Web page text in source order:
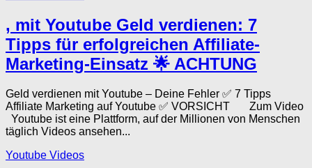
, mit Youtube Geld verdienen: 7
Tipps für erfolgreichen Affiliate-
Marketing-Einsatz 🌟 ACHTUNG
Geld verdienen mit Youtube – Deine Fehler ✅ 7 Tipps
Affiliate Marketing auf Youtube ✅ VORSICHT Zum Video
Youtube ist eine Plattform, auf der Millionen von Menschen
täglich Videos ansehen...
Youtube Videos